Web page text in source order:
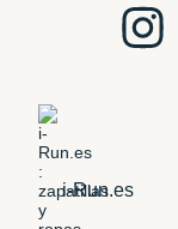
i-Run.es